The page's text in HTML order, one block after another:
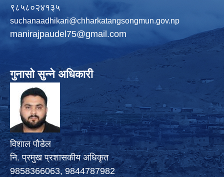
९८५८०२४१३५
suchanaadhikari@chharkatangsongmun.gov.np
manirajpaudel75@gmail.com
गुनासो सुन्ने अधिकारी
विशाल पौडेल
नि. प्रमुख प्रशासकीय अधिकृत
9858366063, 9844787982